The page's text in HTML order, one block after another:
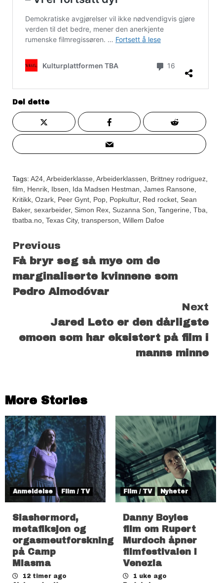
Del dette
Tags: A24 Arbeiderklasse Arbeiderklassen Brittney rodriguez
film
Henrik Ibsen Ida Madsen Hestman James Ransone
Kritikk Ozark Peer Gynt Pop Popkultur, Red rocket Sean
Baker, sexarbeider, Simon Rex Suzanna Son Tangerine Tba
tbatba.no Texas City, transperson Willem Dafoe
Continue
Reading
Previous
Få bryr seg så mye om de
marginaliserte kvinnene som
Pedro Almodóvar
Next
Jared Leto er den dårligste
emoen som har eksistert på film i
manns minne
More Stories
Anmeldelse Film / TV
Slashermord,
metafiksjon og
orgasmeutforskning
på Camp
Miasma
12 timer ago
Film / TV Nyheter
Danny Boyles
film om Rupert
Murdoch åpner
filmfestivalen i
Venezia
1 uke ago